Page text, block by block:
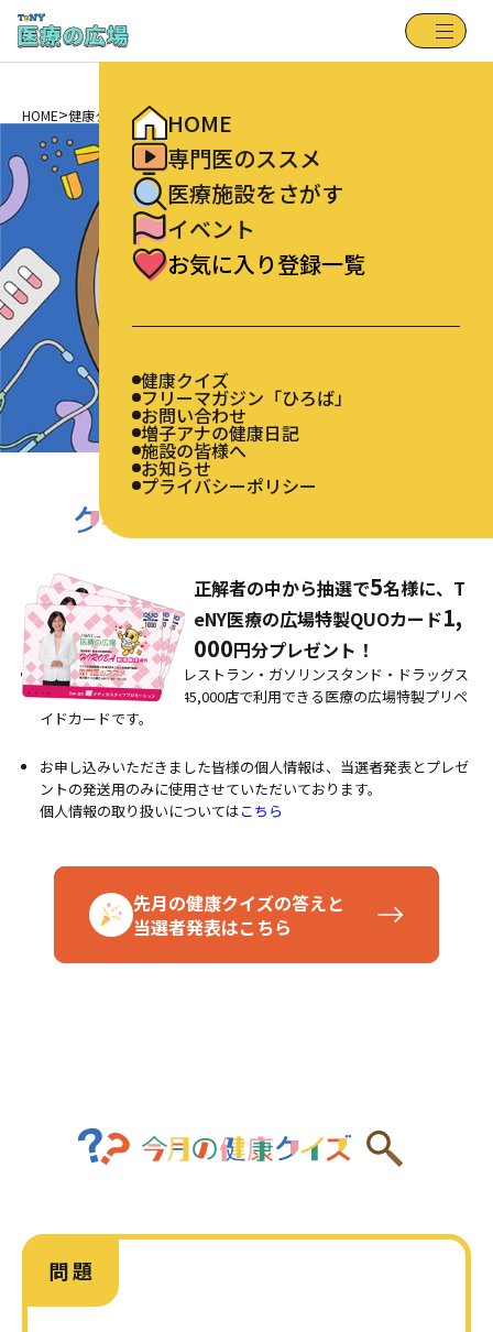
HOME
専門医のススメ
医療施設をさがす
イベント
お気に入り登録一覧
健康クイズ
フリーマガジン「ひろば」
お問い合わせ
増子アナの健康日記
施設の皆様へ
お知らせ
プライバシーポリシー
HOME>健康クイズ
正解者の中から抽選で5名様に、 T
eNY医療の広場特製QUOカード1,
000円分プレゼント！
コンビニ・ファミリーレストラン・ガソリンスタンド・ドラッグス
トア・書店など、全国45,000店で利用できる医療の広場特製プリペ
イドカードです。
お申し込みいただきました皆様の個人情報は、当選者発表とプレゼ
ントの発送用のみに使用させていただいております。
個人情報の取り扱いについてはこちら
先月の健康クイズの答えと
当選者発表はこちら
問 題